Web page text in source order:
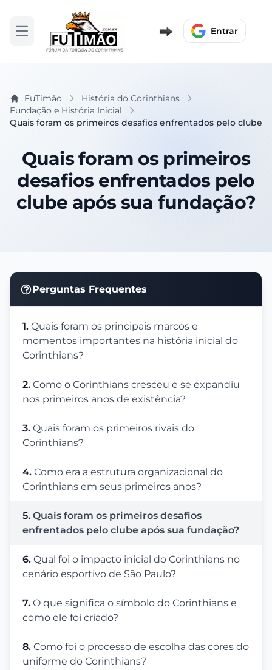
Abrir menu Entrar
FuTimão
História do Corinthians
Fundação e História Inicial
Quais foram os primeiros desafios enfrentados pelo clube
Quais foram os primeiros
desafios enfrentados pelo
clube após sua fundação?
Perguntas Frequentes
1. Quais foram os principais marcos e
momentos importantes na história inicial do
Corinthians?
2. Como o Corinthians cresceu e se expandiu
nos primeiros anos de existência?
3. Quais foram os primeiros rivais do
Corinthians?
4. Como era a estrutura organizacional do
Corinthians em seus primeiros anos?
5. Quais foram os primeiros desafios
enfrentados pelo clube após sua fundação?
6. Qual foi o impacto inicial do Corinthians no
cenário esportivo de São Paulo?
7. O que significa o símbolo do Corinthians e
como ele foi criado?
8. Como foi o processo de escolha das cores do
uniforme do Corinthians?